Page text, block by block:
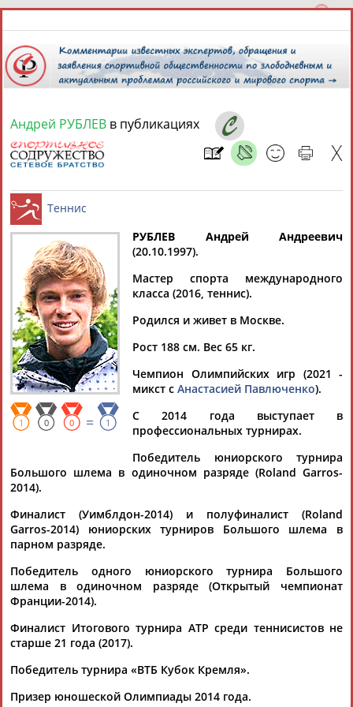
8 августа 2026 года,
СПОРТСМЕНЫ, ТРЕНЕРЫ И СПЕЦИАЛИСТЫ
Найдено: 1персона Расширенный поиск
Андрей
РУБЛЕВ
Ваш запрос: "Андрей РУБЛЕВ"
Документы 1-10 из 440 найденных уникальных документов
1 2 3 4 ... 42 43 44
Теннисист Карен Хачанов стал первой ракеткой России
...где из-за травмы отказался от борьбы против немца
Александра Зверева. Он вернулся в топ-10 впервые с
ноября 2019... ...Он вернулся в топ-10 впервые с ноября
2019 года.Андрей Рублев, который завершил выступление
в четвертьфинале,...
(Проект: Информационное агентство СТАДИОН )
18.08.2025
Андрей Рублев после Уимблдона стал первой ракеткой
России
Россиянин
Рублев вернулся в первую десятку
рейтинга Ассоциации теннисистов-профессионалов (АТР),
обновленная версия ко... ...версия которого опубликована на
Андрей РУБЛЕВ в публикациях
Теннис
1 0 0 = 1
РУБЛЕВ Андрей Андреевич
(20.10.1997).
Мастер спорта международного
класса (2016, теннис).
Родился и живет в Москве.
Рост 188 см. Вес 65 кг.
Чемпион Олимпийских игр (2021 -
микст с Анастасией Павлюченко).
С 2014 года выступает в
профессиональных турнирах.
Победитель юниорского турнира
Большого шлема в одиночном разряде (Roland Garros-
2014).
Финалист (Уимблдон-2014) и полуфиналист (Roland
Garros-2014) юниорских турниров Большого шлема в
парном разряде.
Победитель одного юниорского турнира Большого
шлема в одиночном разряде (Открытый чемпионат
Франции-2014).
Финалист Итогового турнира ATP среди теннисистов не
старше 21 года (2017).
Победитель турнира «ВТБ Кубок Кремля».
Призер юношеской Олимпиады 2014 года.